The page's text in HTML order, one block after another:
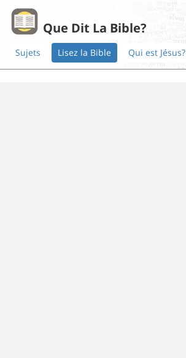
Que Dit La Bible?
Sujets Lisez la Bible Qui est Jésus?